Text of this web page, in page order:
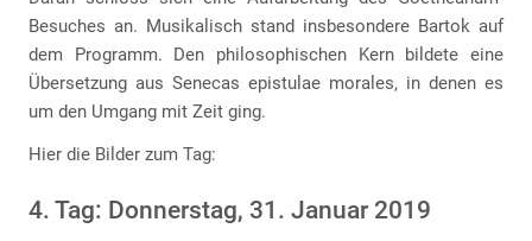
Besuches an. Musikalisch stand insbesondere Bartok auf
dem Programm. Den philosophischen Kern bildete eine
Übersetzung aus Senecas epistulae morales, in denen es
um den Umgang mit Zeit ging.
Hier die Bilder zum Tag:
4. Tag: Donnerstag, 31. Januar 2019